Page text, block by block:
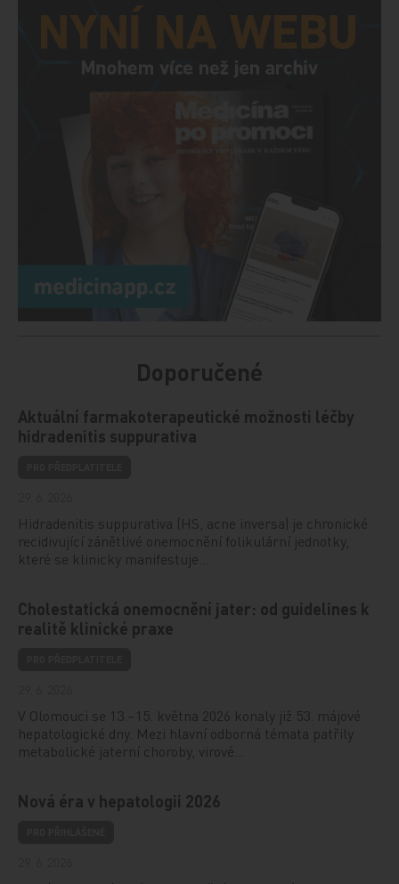
Doporučené
Aktuální farmakoterapeutické možnosti léčby
hidradenitis suppurativa
Hidradenitis suppurativa (HS, acne inversa) je chronické
recidivující zánětlivé onemocnění folikulární jednotky,
které se klinicky manifestuje…
Cholestatická onemocnění jater: od guidelines k
realitě klinické praxe
V Olomouci se 13.–15. května 2026 konaly již 53. májové
hepatologické dny. Mezi hlavní odborná témata patřily
metabolické jaterní choroby, virové…
Nová éra v hepatologii 2026